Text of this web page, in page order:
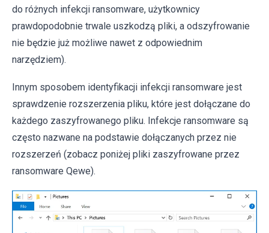
do różnych infekcji ransomware, użytkownicy
prawdopodobnie trwale uszkodzą pliki, a odszyfrowanie
nie będzie już możliwe nawet z odpowiednim
narzędziem).
Innym sposobem identyfikacji infekcji ransomware jest
sprawdzenie rozszerzenia pliku, które jest dołączane do
każdego zaszyfrowanego pliku. Infekcje ransomware są
często nazwane na podstawie dołączanych przez nie
rozszerzeń (zobacz poniżej pliki zaszyfrowane przez
ransomware Qewe).